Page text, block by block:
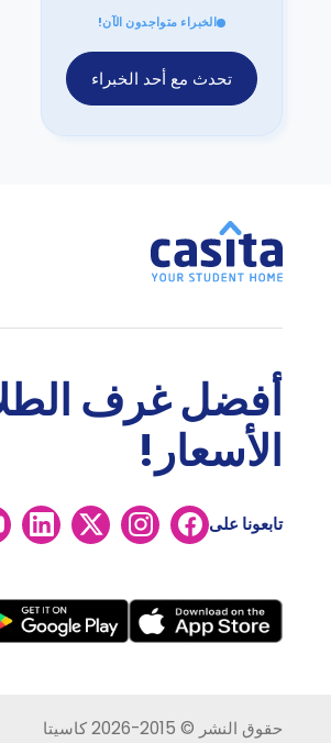
الخبراء متواجدون الآن!
تحدث مع أحد الخبراء
أفضل غرف
الأسعار!
تابعونا على
حقوق النشر © 2015-2026 كاسيتا